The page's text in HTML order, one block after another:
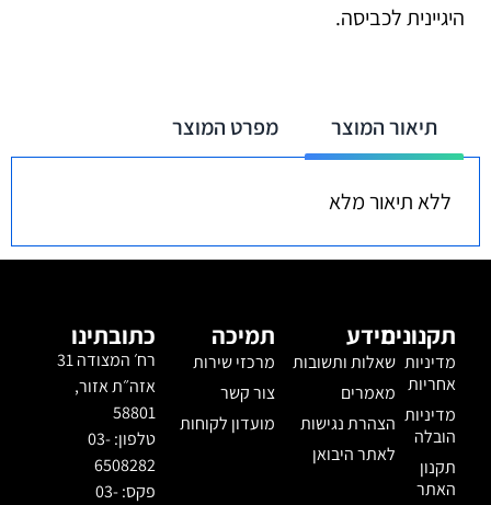
היגיינית לכביסה.
תיאור המוצר מפרט המוצר
ללא תיאור מלא
תקנונים
מדיניות
אחריות
מדיניות
הובלה
תקנון
האתר
מידע
שאלות ותשובות
מאמרים
הצהרת נגישות
לאתר היבואן
תמיכה
מרכזי שירות
צור קשר
מועדון לקוחות
כתובתינו
רח׳ המצודה 31
אזה״ת אזור,
58801
טלפון: 03-
6508282
פקס: 03-